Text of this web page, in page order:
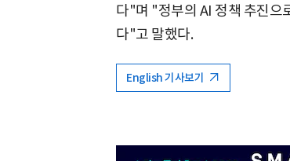
다"며 "정부의 AI 정책 추진으
다"고 말했다.
English 기사보기